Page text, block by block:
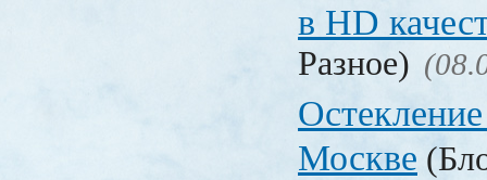
в HD
Разное)
Москве